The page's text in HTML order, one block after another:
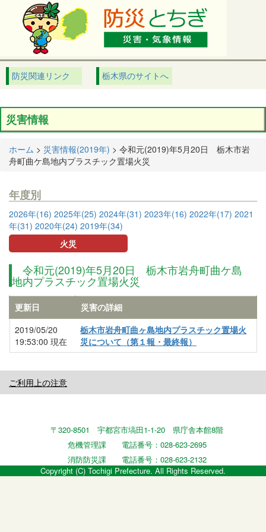
防災関連リンク 栃木県のサイトへ
災害情報
ホーム > 災害情報(2019年) > 令和元(2019)年5月20日 栃木市岩
舟町曲ケ島地内プラスチック置場火災
年度別
2026年(16) 2025年(25) 2024年(31) 2023年(16) 2022年(17) 2021
年(31) 2020年(24) 2019年(34)
火災
令和元(2019)年5月20日 栃木市岩舟町曲ケ島
地内プラスチック置場火災
更新日
災害の詳細
2019/05/20
19:53:00 現在
栃木市岩舟町曲ヶ島地内プラスチック置場火
災について（第１報・最終報）
ご利用上の注意
〒320-8501 宇都宮市塙田1-1-20 県庁舎本館8階
危機管理課 電話番号：028-623-2695
消防防災課 電話番号：028-623-2132
Copyright (C) Tochigi Prefecture. All Rights Reserved.